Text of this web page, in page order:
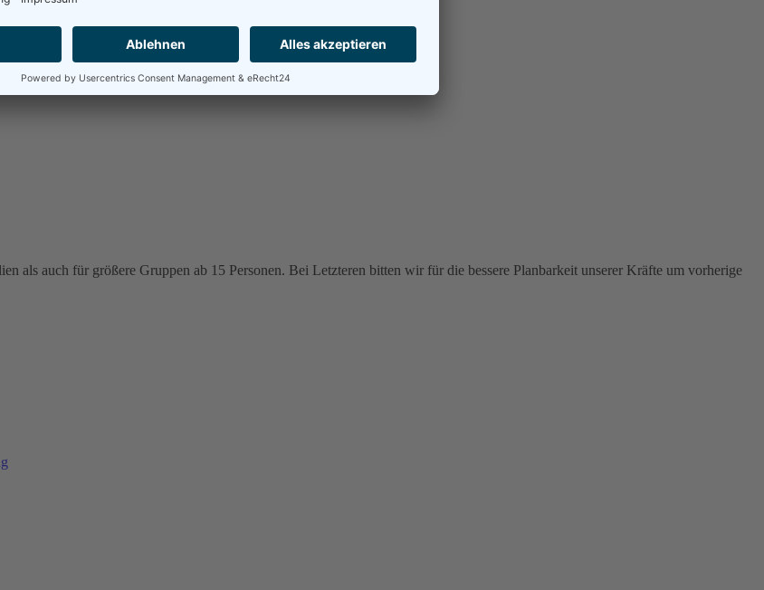
als auch für größere Gruppen ab 15 Personen. Bei Letzteren bitten wir für die bessere Planbarkeit unserer Kräfte um vorherige